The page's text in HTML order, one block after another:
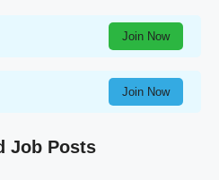
Join Now
Join Now
Job Posts